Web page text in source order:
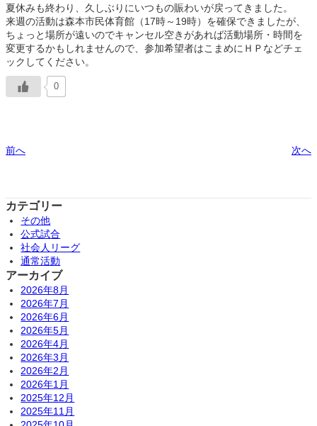
夏休みも終わり、久しぶりにいつもの賑わいが戻ってきました。
来週の活動は森本市民体育館（17時～19時）を確保できましたが、
ちょっと場所が遠いのでキャンセル空きがあれば活動場所・時間を
変更するかもしれませんので、参加希望者はこまめにＨＰなどチェ
ックしてください。
0
前へ 次へ
カテゴリー
その他
公式試合
社会人リーグ
通常活動
アーカイブ
2026年8月
2026年7月
2026年6月
2026年5月
2026年4月
2026年3月
2026年2月
2026年1月
2025年12月
2025年11月